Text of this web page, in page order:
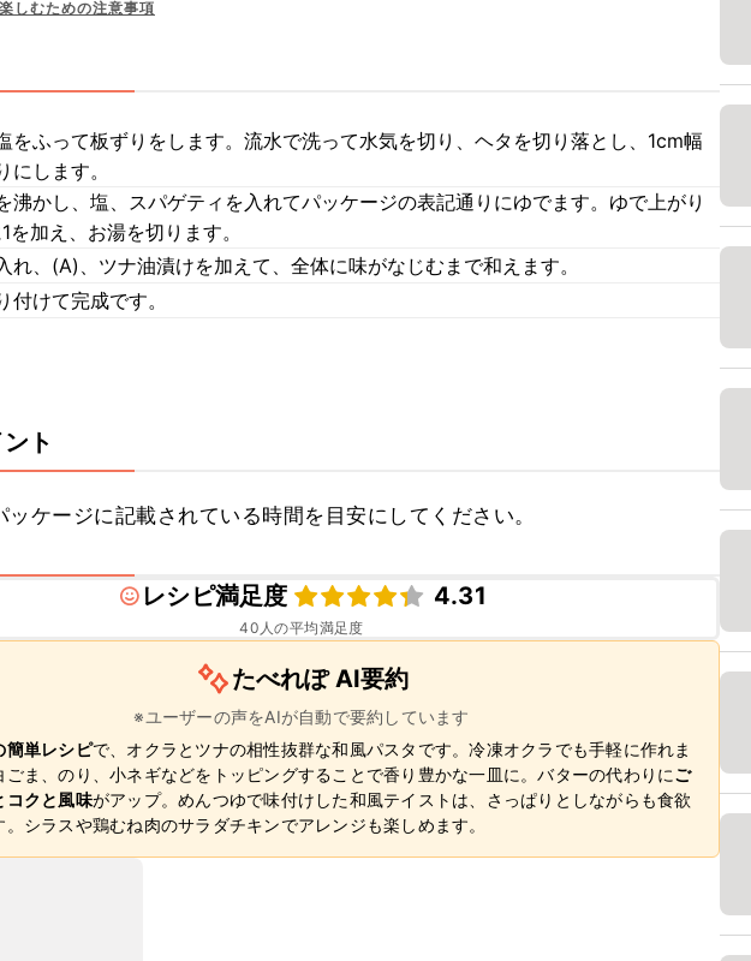
しむための注意事項
をふって板ずりをします。流水で洗って水気を切り、ヘタを切り落とし、1cm幅
にします。
沸かし、塩、スパゲティを入れてパッケージの表記通りにゆでます。ゆで上がり
を加え、お湯を切ります。
れ、(A)、ツナ油漬けを加えて、全体に味がなじむまで和えます。
付けて完成です。
ト
ッケージに記載されている時間を目安にしてください。
レシピ満足度
4.31
40 人の平均満足度
たべれぽ AI要約
※ユーザーの声をAIが自動で要約しています
簡単レシピで、オクラとツナの相性抜群な和風パスタです。冷凍オクラでも手軽に作れま
ごま、のり、小ネギなどをトッピングすることで香り豊かな一皿に。バターの代わりにご
コクと風味がアップ。めんつゆで味付けした和風テイストは、さっぱりとしながらも食欲
。シラスや鶏むね肉のサラダチキンでアレンジも楽しめます。